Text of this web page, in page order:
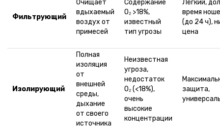
Фильтрующий
Очищает
вдыхаемый
воздух от
примесей
Содержание
O₂ >18%,
известный
тип угрозы
Лёгкий,
время
(до 24 ч),
цена
Изолирующий
Полная
изоляция
от
внешней
среды,
дыхание
от своего
источника
Неизвестная
угроза,
недостаток
O₂ (<18%),
очень
высокие
концентрации
защита,